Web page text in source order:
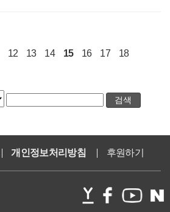
12 13 14 15 16 17 18
개인정보처리방침 후원하기